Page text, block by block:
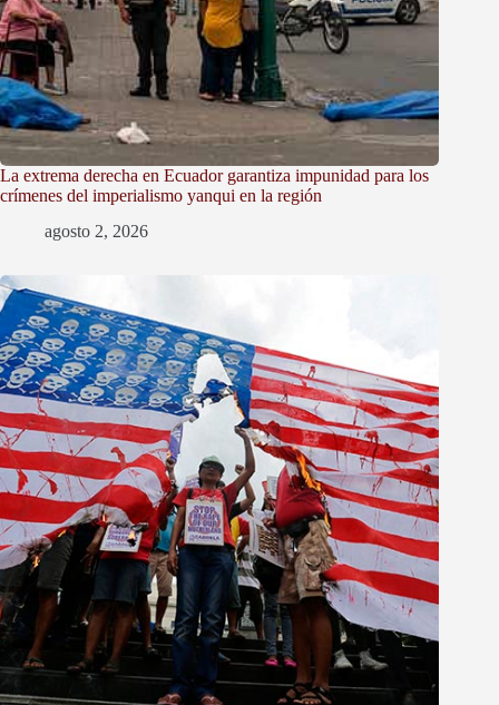
La extrema derecha en Ecuador garantiza impunidad para los
crímenes del imperialismo yanqui en la región
agosto 2, 2026